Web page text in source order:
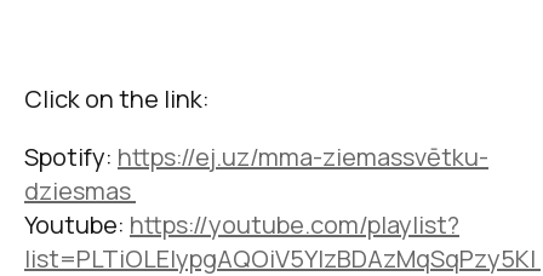
Click on the link:
Spotify: https://ej.uz/mma-ziemassvētku-
dziesmas
Youtube: https://youtube.com/playlist?
list=PLTiOLEIypgAQOiV5YIzBDAzMqSqPzy5KI